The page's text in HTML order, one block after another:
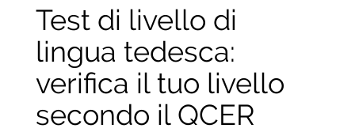
Test di livello di
lingua tedesca:
verifica il tuo livello
secondo il QCER